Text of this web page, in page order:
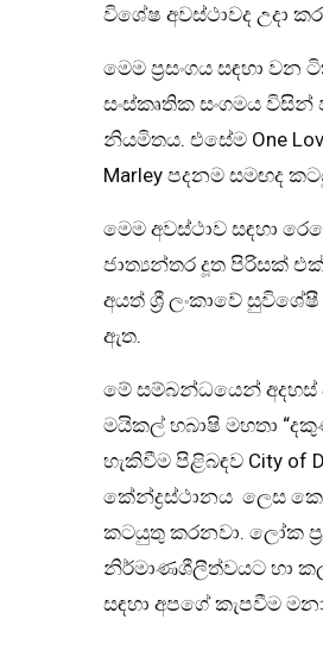
විශේෂ අවස්ථාවද උදා
මෙම ප්‍රසංගය සඳහා
සංස්කෘතික සංගමය
නියමිතය. එසේම One
Marley පදනම සමඟද
මෙම අවස්ථාව සඳහා
ජාත්‍යන්තර දූත පිරිසක් එක්
අයත් ශ්‍රී ලංකාවේ
ඇත.
මේ සම්බන්ධයෙන් අදහස්
මයිකල් හබාෂි මහතා
හැකිවීම පිළිබඳව City of
කේන්ද්‍රස්ථානය ලෙස
කටයුතු කරනවා. ලෝක
නිර්මාණශීලීත්වයට හා
සඳහා අපගේ කැපවීම